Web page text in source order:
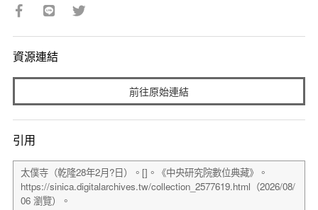
資源連結
前往原始連結
引用